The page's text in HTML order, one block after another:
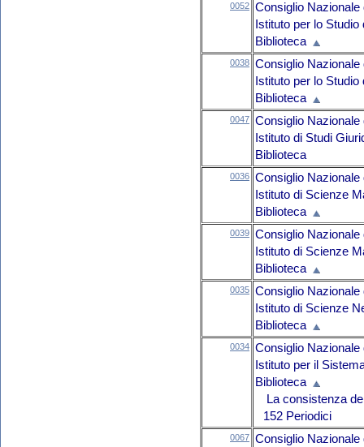
0052 Consiglio Nazionale
Istituto per lo
Biblioteca
0038 Consiglio Nazionale
Istituto per lo
Biblioteca
0047 Consiglio Nazionale
Istituto di Studi
Biblioteca
0036 Consiglio Nazionale
Istituto di Scienze
Biblioteca
0039 Consiglio Nazionale
Istituto di Scienze
Biblioteca
0035 Consiglio Nazionale
Istituto di Scienze
Biblioteca
0034 Consiglio Nazionale
Istituto per il
Biblioteca
La consistenza
152 Periodici
0067 Consiglio Nazionale